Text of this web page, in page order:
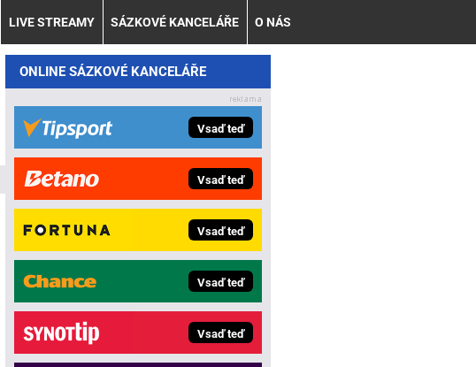
LIVE STREAMY SÁZKOVÉ KANCELÁŘE O NÁS
ONLINE SÁZKOVÉ KANCELÁŘE
Vsaď teď
Vsaď teď
Vsaď teď
Vsaď teď
Vsaď teď